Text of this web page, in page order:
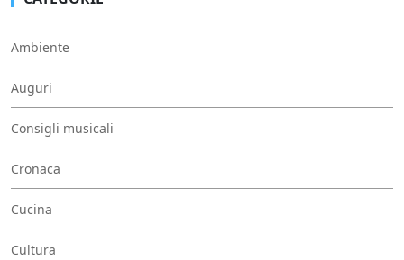
Ambiente
Auguri
Consigli musicali
Cronaca
Cucina
Cultura